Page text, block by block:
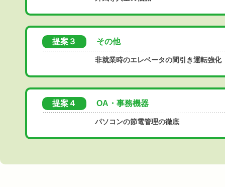
提案３ その他
非就業時のエレベータの間引き運転強化
提案４ OA・事務機器
パソコンの節電管理の徹底